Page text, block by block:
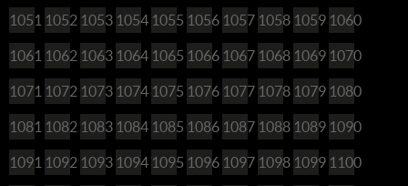
1051 1052 1053 1054 1055 1056 1057 1058 1059 1060
1061 1062 1063 1064 1065 1066 1067 1068 1069 1070
1071 1072 1073 1074 1075 1076 1077 1078 1079 1080
1081 1082 1083 1084 1085 1086 1087 1088 1089 1090
1091 1092 1093 1094 1095 1096 1097 1098 1099 1100